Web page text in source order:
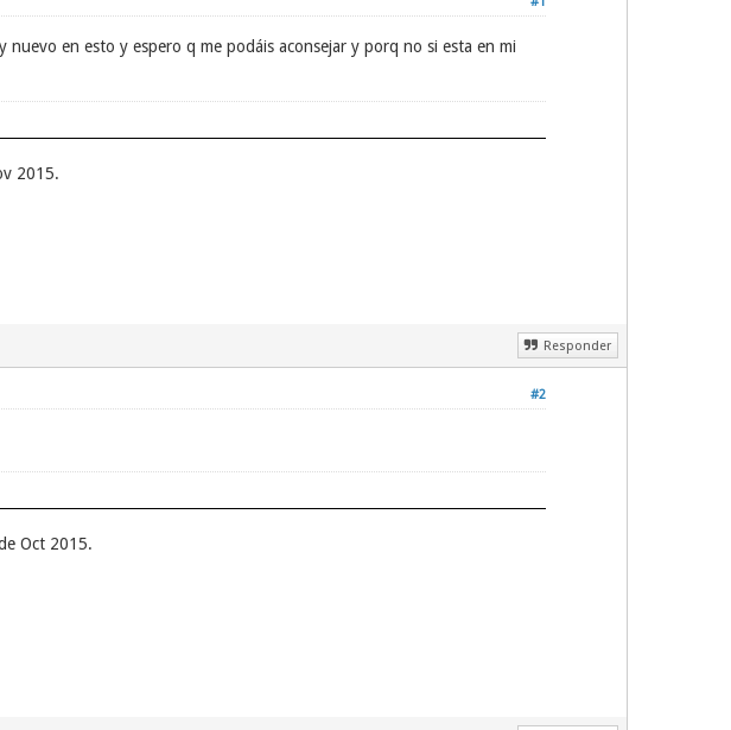
en esto y espero q me podáis aconsejar y porq no si esta en mi
2015.
Responder
#2
Oct 2015.